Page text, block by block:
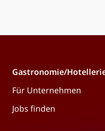
Gastronomie/
Für Unternehmen
Jobs finden